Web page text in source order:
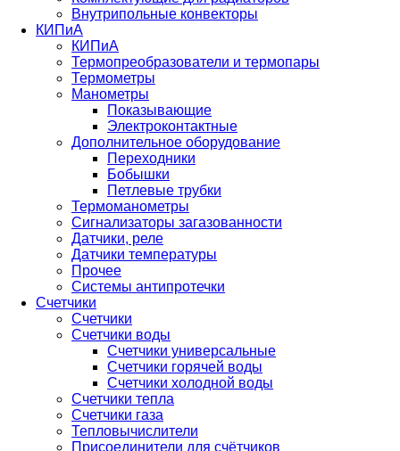
Внутрипольные конвекторы
КИПиА
КИПиА
Термопреобразователи и термопары
Термометры
Манометры
Показывающие
Электроконтактные
Дополнительное оборудование
Переходники
Бобышки
Петлевые трубки
Термоманометры
Сигнализаторы загазованности
Датчики, реле
Датчики температуры
Прочее
Системы антипротечки
Счетчики
Счетчики
Счетчики воды
Счетчики универсальные
Счетчики горячей воды
Счетчики холодной воды
Счетчики тепла
Счетчики газа
Тепловычислители
Присоединители для счётчиков